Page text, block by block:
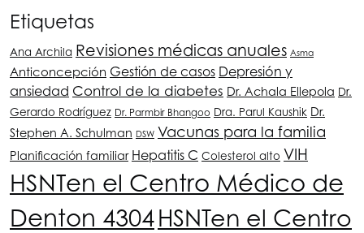
Etiquetas
Ana Archila Revisiones médicas anuales Asma
Anticoncepción Gestión de casos Depresión y
ansiedad Control de la diabetes Dr. Achala Ellepola Dr.
Gerardo Rodríguez Dr. Parmbir Bhangoo Dra. Parul Kaushik Dr.
Stephen A. Schulman DSW Vacunas para la familia
Planificación familiar Hepatitis C Colesterol alto VIH
HSNTen el Centro Médico de
Denton 4304HSNTen el Centro